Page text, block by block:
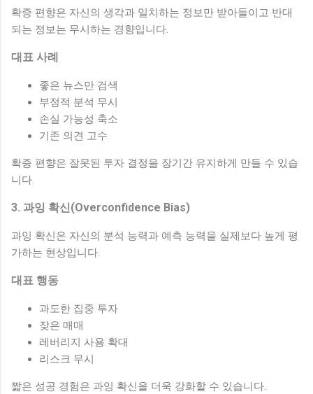
확증 편향은 자신의 생각과 일치하는 정보만 받아들이고 반대
되는 정보는 무시하는 경향입니다.
대표 사례
좋은 뉴스만 검색
부정적 분석 무시
손실 가능성 축소
기존 의견 고수
확증 편향은 잘못된 투자 결정을 장기간 유지하게 만들 수 있습
니다.
3. 과잉 확신(Overconfidence Bias)
과잉 확신은 자신의 분석 능력과 예측 능력을 실제보다 높게 평
가하는 현상입니다.
대표 행동
과도한 집중 투자
잦은 매매
레버리지 사용 확대
리스크 무시
짧은 성공 경험은 과잉 확신을 더욱 강화할 수 있습니다.